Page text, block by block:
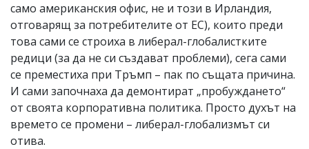
само американския офис, не и този в Ирландия,
отговарящ за потребителите от ЕС), които преди
това сами се строиха в либерал-глобалистките
редици (за да не си създават проблеми), сега сами
се преместиха при Тръмп – пак по същата причина.
И сами започнаха да демонтират „пробуждането“
от своята корпоративна политика. Просто духът на
времето се промени – либерал-глобализмът си
отива.